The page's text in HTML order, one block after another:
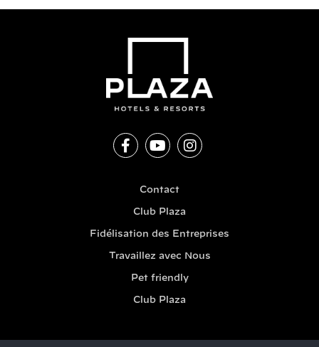
Contact
Club Plaza
Fidélisation des Entreprises
Travaillez avec Nous
Pet friendly
Club Plaza